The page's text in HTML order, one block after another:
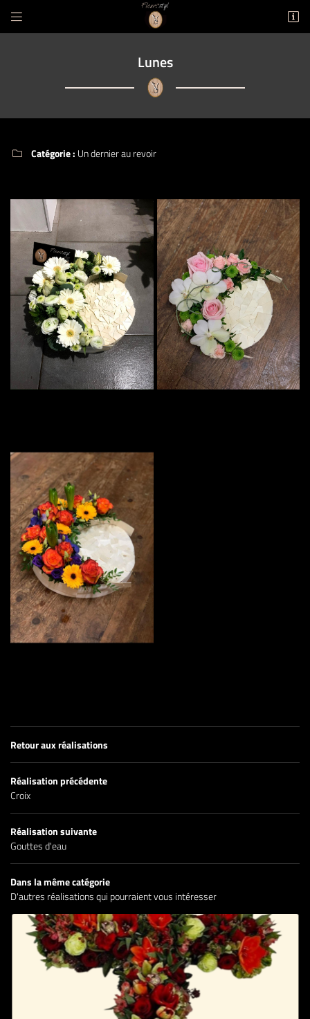

La boutique
Prestations
Avis
Actualités
Contact

Inscription
Rejoignez-
Adresse email de réception
Code Captcha
Rafraîchir le captcha
En cochant cette case, vous consentez à recevoir nos propositions commerciales à
l'adresse email indiqué ci-dessus. Vous pouvez vous désinscrire à tout moment en
utilisantle formulaire de désinscription
Inscription
Lunes
 Catégorie : Un dernier au revoir
Retour aux réalisations
Réalisation précédente
Croix
Réalisation suivante
Gouttes d'eau
Dans la même catégorie
D'autres réalisations qui pourraient vous intéresser